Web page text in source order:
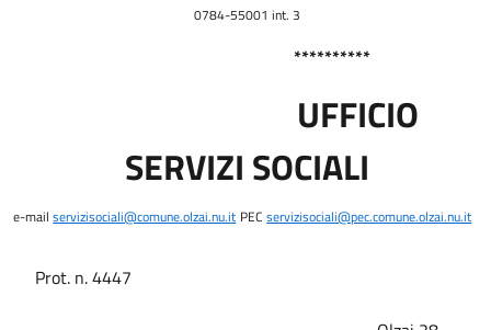
0784-55001 int. 3
**********
UFFICIO
SERVIZI SOCIALI
e-mailservizisociali@comune.olzai.nu.it PECservizisociali@pec.comune.olzai.nu.it
Prot. n. 4447